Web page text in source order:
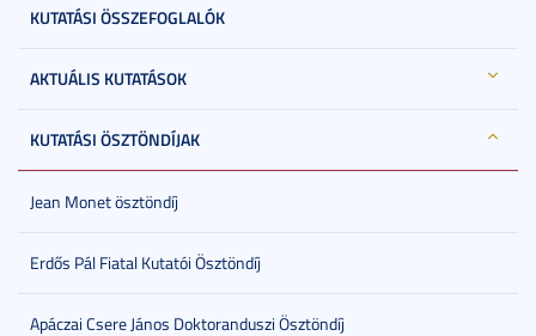
KUTATÁSI ÖSSZEFOGLALÓK
AKTUÁLIS KUTATÁSOK
KUTATÁSI ÖSZTÖNDÍJAK
Jean Monet ösztöndíj
Erdős Pál Fiatal Kutatói Ösztöndíj
Apáczai Csere János Doktoranduszi Ösztöndíj